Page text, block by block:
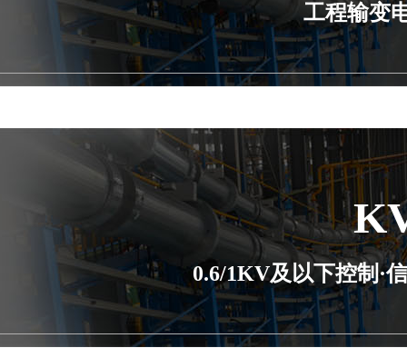
工程输变
0.6/1KV及以下控制·